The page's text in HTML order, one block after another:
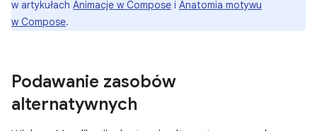
w artykułach Animacje w Compose i Anatomia motywu
w Compose.
Podawanie zasobów
alternatywnych